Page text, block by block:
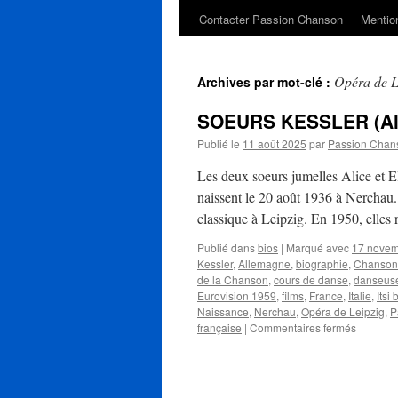
Contacter Passion Chanson
Archives par mot-clé : Opéra de
SOEURS KESSLER
Publié le 11 août 2025 par Passion
Les deux soeurs jumelles Alice et
naissent le 20 août 1936 à
classique à Leipzig. En 1950, elles
Publié dansbios | Marqué avec 17
Kessler, Allemagne, biographie,
de la Chanson, cours de danse,
Eurovision 1959, films, France, Italie, Itsi
Naissance, Nerchau, Opéra de Leipzig,
française | Commentaires ferméssur